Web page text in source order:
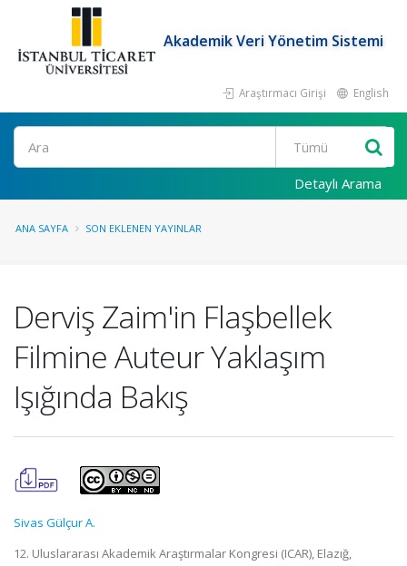
Akademik Veri Yönetim Sistemi
Araştırmacı Girişi English
Ara
Detaylı Arama
ANA SAYFA SON EKLENEN YAYINLAR
Derviş Zaim'in Flaşbellek
Filmine Auteur Yaklaşım
Işığında Bakış
Sivas Gülçur A.
12. Uluslararası Akademik Araştırmalar Kongresi (ICAR), Elazığ,